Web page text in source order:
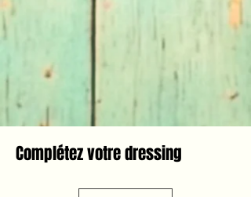
Complétez votre dressing